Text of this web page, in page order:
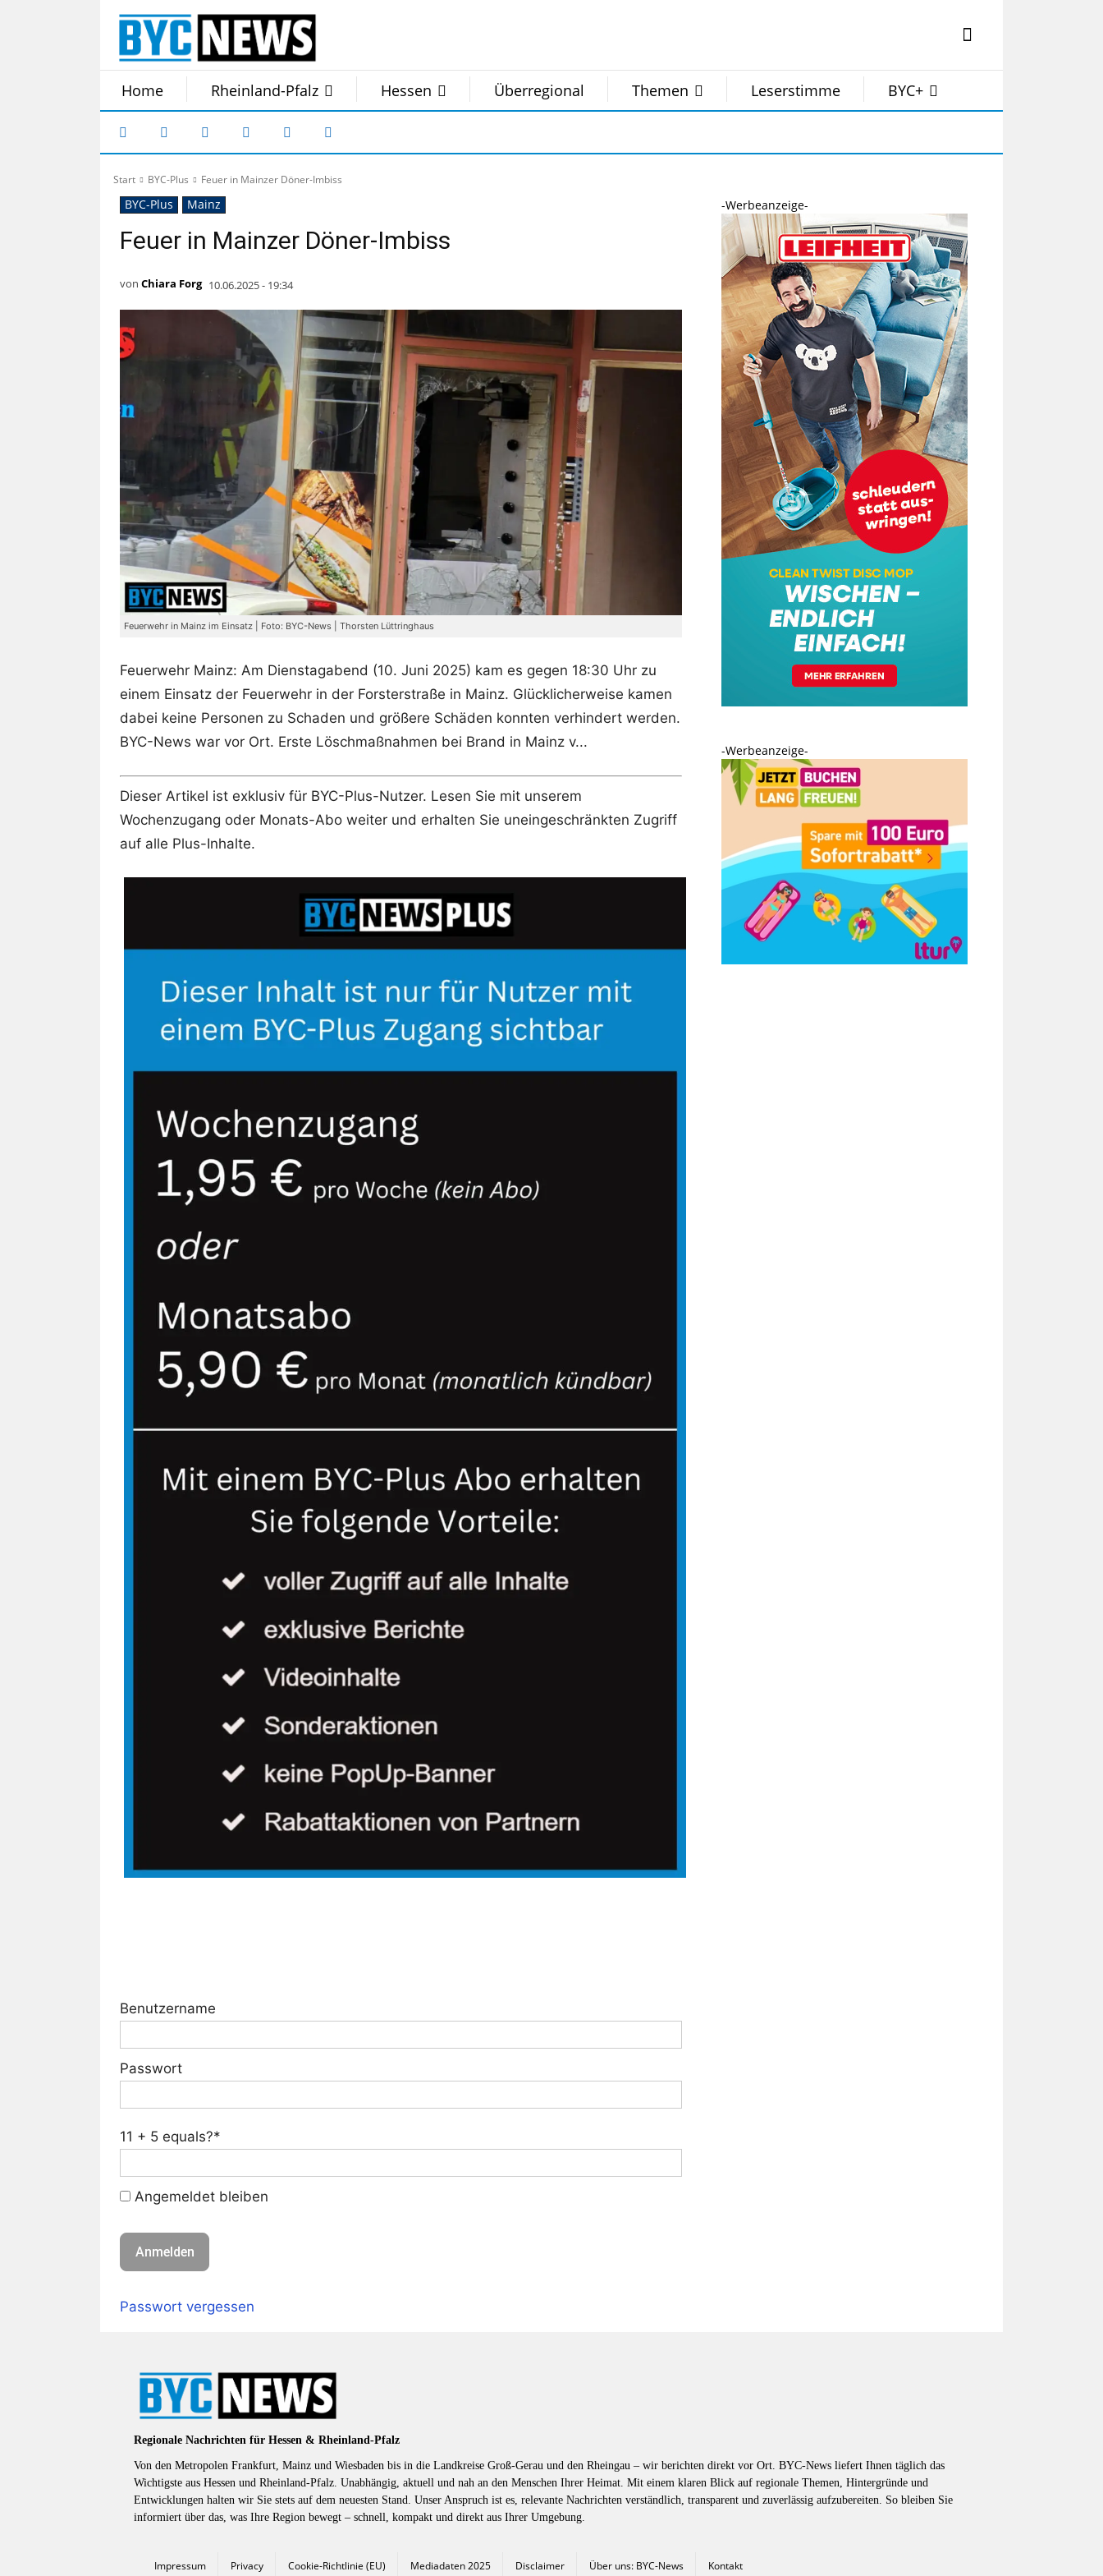
Home Rheinland-Pfalz Hessen Überregional Themen Leserstimme BYC+
Start BYC-Plus Feuer in Mainzer Döner-Imbiss
BYC-Plus Mainz
Feuer in Mainzer Döner-Imbiss
von Chiara Forg 10.06.2025 - 19:34
Feuerwehr in Mainz im Einsatz | Foto: BYC-News | Thorsten Lüttringhaus
Feuerwehr Mainz: Am Dienstagabend (10. Juni 2025) kam es gegen 18:30 Uhr zu
einem Einsatz der Feuerwehr in der Forsterstraße in Mainz. Glücklicherweise kamen
dabei keine Personen zu Schaden und größere Schäden konnten verhindert werden.
BYC-News war vor Ort. Erste Löschmaßnahmen bei Brand in Mainz v...
Dieser Artikel ist exklusiv für BYC-Plus-Nutzer. Lesen Sie mit unserem
Wochenzugang oder Monats-Abo weiter und erhalten Sie uneingeschränkten Zugriff
auf alle Plus-Inhalte.
Benutzername
Passwort
11 + 5 equals?*
Angemeldet bleiben
Passwort vergessen
-Werbeanzeige-
-Werbeanzeige-
Regionale Nachrichten für Hessen & Rheinland-Pfalz
Von den Metropolen Frankfurt, Mainz und Wiesbaden bis in die Landkreise Groß-Gerau und den Rheingau – wir berichten direkt vor Ort. BYC-News liefert Ihnen täglich das
Wichtigste aus Hessen und Rheinland-Pfalz. Unabhängig, aktuell und nah an den Menschen Ihrer Heimat. Mit einem klaren Blick auf regionale Themen, Hintergründe und
Entwicklungen halten wir Sie stets auf dem neuesten Stand. Unser Anspruch ist es, relevante Nachrichten verständlich, transparent und zuverlässig aufzubereiten. So bleiben Sie
informiert über das, was Ihre Region bewegt – schnell, kompakt und direkt aus Ihrer Umgebung.
Impressum Privacy Cookie-Richtlinie (EU) Mediadaten 2025 Disclaimer Über uns: BYC-News Kontakt